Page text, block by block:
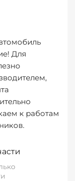
Для
к работам